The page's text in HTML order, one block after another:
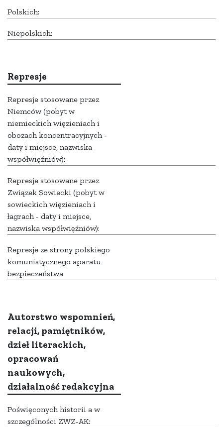
Polskich:
Niepolskich:
Represje
Represje stosowane przez
Niemców (pobyt w
niemieckich więzieniach i
obozach koncentracyjnych -
daty i miejsce, nazwiska
współwięźniów):
Represje stosowane przez
Związek Sowiecki (pobyt w
sowieckich więzieniach i
łagrach - daty i miejsce,
nazwiska współwięźniów):
Represje ze strony polskiego
komunistycznego aparatu
bezpieczeństwa
Autorstwo wspomnień,
relacji, pamiętników,
dzieł literackich,
opracowań
naukowych,
działalność redakcyjna
Poświęconych historii a w
szczególności ZWZ-AK: